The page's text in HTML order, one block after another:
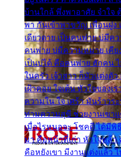
บ้านใกล้ พึ่งพาอาศัย จำใจ
พา กันเข้าพาขวัญ เพื่อนฝูง
เดียวดาย เป็นคนพ่าย บ่มีคว
คนพ่าย บ่มีความหมาย เคียง
เป็นบ่ได้ คือคนพ่าย ฮักคน
ในครัว เจ้าสาว ก็มัวแต่งตัว
เฝ้าคอย ใจเต้น หัวใจของเ
ความใน ใจ เศร้า มันร้าว
ท่ามความสุขี ช่วยงานเขา
เมื่อไรหนอจะ โชคดี ได้มีพิ
มา คือหน้าที่เก่า หัวใจหล้า
คือหยังเขา มีงานแต่งแล้ว